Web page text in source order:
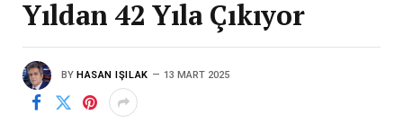
Yıldan 42 Yıla Çıkıyor
BY HASAN IŞILAK 13 MART 2025